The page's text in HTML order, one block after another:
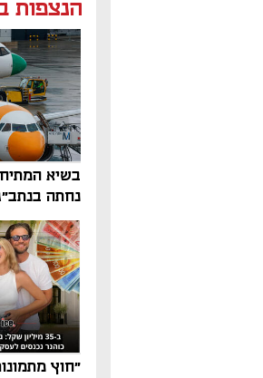
הנצפות
בשיא
נחתה
"חוץ